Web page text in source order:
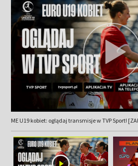
ME U19 kobiet: oglądaj transmisje w TVP Sport!